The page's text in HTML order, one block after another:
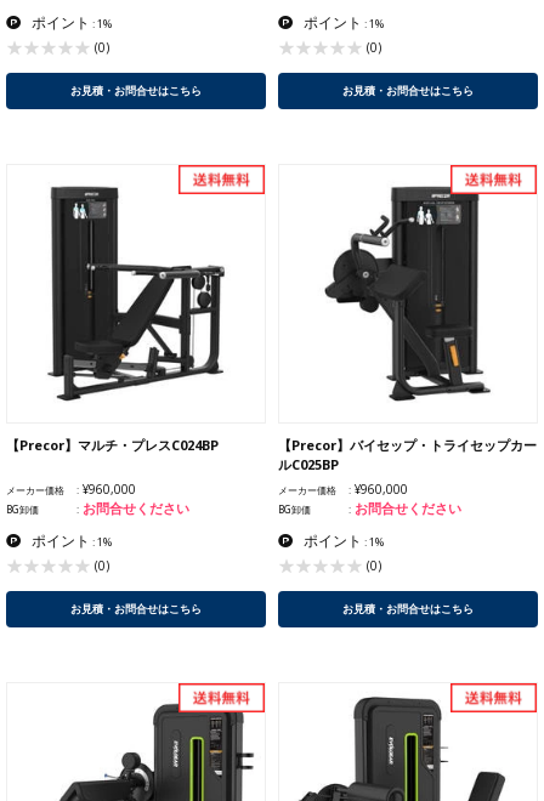
ポイント : 1%
(0)
お見積・お問合せはこちら
ポイント : 1%
(0)
お見積・お問合せはこちら
【Precor】マルチ・プレスC024BP
メーカー価格 ¥960,000
BG卸価 お問合せください
ポイント : 1%
(0)
お見積・お問合せはこちら
【Precor】バイセップ・トライセップカー
ルC025BP
メーカー価格 ¥960,000
BG卸価 お問合せください
ポイント : 1%
(0)
お見積・お問合せはこちら